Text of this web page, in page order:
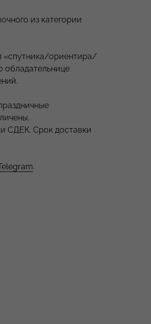
из категории
«спутника/ориентира/
обладательнице
СДЕК. Срок доставки
.